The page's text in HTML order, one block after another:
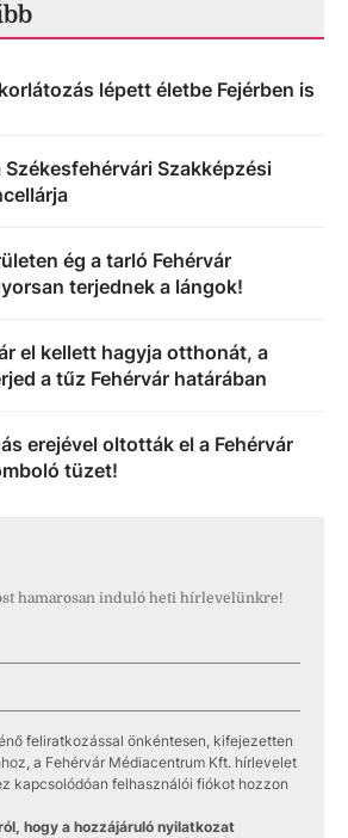
lépett életbe Fejérben is
Szakképzési
ég a tarló Fehérvár
terjednek a lángok!
el kellett hagyja otthonát, a
a tűz Fehérvár határában
erejével oltották el a Fehérvár
tüzet!
hamarosan induló heti hírlevelünkre!
feliratkozással önkéntesen, kifejezetten
a Fehérvár Médiacentrum Kft. hírlevelet
kapcsolódóan felhasználói fiókot hozzon
hogy a hozzájáruló nyilatkozat